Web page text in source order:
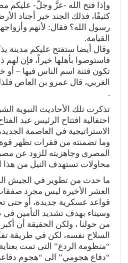
وإذا فتح الله -عزَّ وجلَّ- عليكم
كثيفًا، فذلك الجند خير أجناد
رسول الله؟ فقال: لأنهم
القيامة.
وقال أيضا ستفتح عليكم مدينة
فاستوصوا بأهلها خيراً، فإن لهم
تكون فتنة اسم الناس فيها – أو
الغربي، قال عمرو بن العاص
.
تذكرت تلك الأحاديث النبوية
احتفالية افتتاح الرئيس عبد
الاستراتيجية في العاصمة
وما تضمنته من فقرات تظهر
المصرى وجاهزيته للزود عن
محاولات تستهدف النيل من هذا
ما حدث من تطوير في الجيش
العشر الأخيرة ليس مجرد
قواعد عسكرية جديدة، أو حتى
وسيناء بهدف تشديد التأمين فى
من حولنا ، ولكن الحقيقة أن
السلاح نفسه، لكن في طريقة
“منظومة الردع” التى تمت
“دفاع هجومي” الى “هجوم